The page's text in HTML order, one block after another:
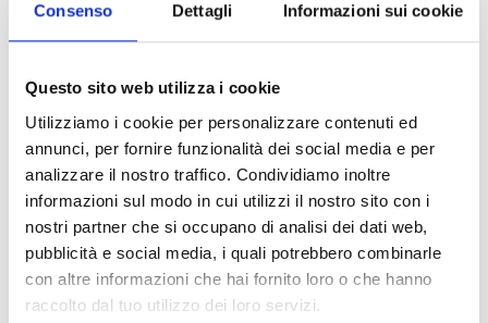
Consenso Dettagli Informazioni sui cookie
Questo sito web utilizza i cookie
Utilizziamo i cookie per personalizzare contenuti ed
annunci, per fornire funzionalità dei social media e per
analizzare il nostro traffico. Condividiamo inoltre
informazioni sul modo in cui utilizzi il nostro sito con i
nostri partner che si occupano di analisi dei dati web,
pubblicità e social media, i quali potrebbero combinarle
con altre informazioni che hai fornito loro o che hanno
raccolto dal tuo utilizzo dei loro servizi.
Señalizador acústico de pared
blanco
ES2021RE
Señalizador óptico-acústico de